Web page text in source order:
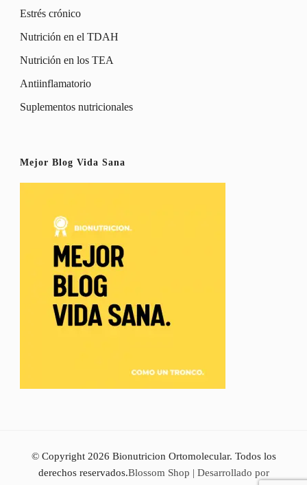
Estrés crónico
Nutrición en el TDAH
Nutrición en los TEA
Antiinflamatorio
Suplementos nutricionales
Mejor Blog Vida Sana
© Copyright 2026 Bionutricion Ortomolecular. Todos los
derechos reservados.Blossom Shop | Desarrollado por